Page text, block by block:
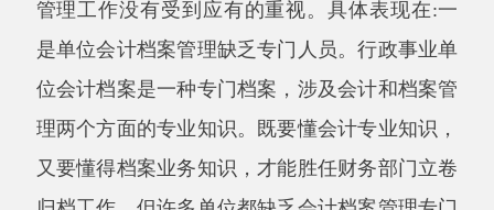
检查监督中，我们发现产生上述问题的原因
错综复杂，大体有以下几个方面:
(一)对会计基础工作缺乏足够的认识。有的
单位负责人根本不重视会计基础工作，认为会计